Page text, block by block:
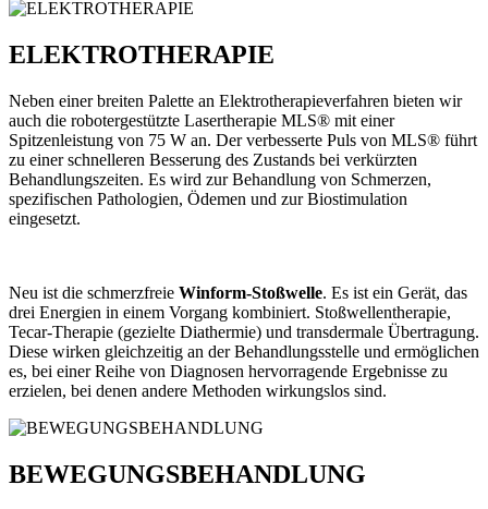
ELEKTROTHERAPIE
Neben einer breiten Palette an Elektrotherapieverfahren bieten wir
auch die robotergestützte Lasertherapie MLS® mit einer
Spitzenleistung von 75 W an. Der verbesserte Puls von MLS® führt
zu einer schnelleren Besserung des Zustands bei verkürzten
Behandlungszeiten. Es wird zur Behandlung von Schmerzen,
spezifischen Pathologien, Ödemen und zur Biostimulation
eingesetzt.
Neu ist die schmerzfreie Winform-Stoßwelle. Es ist ein Gerät, das
drei Energien in einem Vorgang kombiniert. Stoßwellentherapie,
Tecar-Therapie (gezielte Diathermie) und transdermale Übertragung.
Diese wirken gleichzeitig an der Behandlungsstelle und ermöglichen
es, bei einer Reihe von Diagnosen hervorragende Ergebnisse zu
erzielen, bei denen andere Methoden wirkungslos sind.
BEWEGUNGSBEHANDLUNG